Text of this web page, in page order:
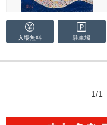
入場無料 駐車場
1/1